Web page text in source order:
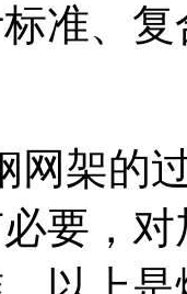
准、
架的过
要，